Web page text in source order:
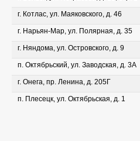
г. Котлас, ул. Маяковского, д. 46
г. Нарьян-Мар, ул. Полярная, д. 35
г. Няндома, ул. Островского, д. 9
п. Октябрьский, ул. Заводская, д. 3А
г. Онега, пр. Ленина, д. 205Г
п. Плесецк, ул. Октябрьская, д. 1